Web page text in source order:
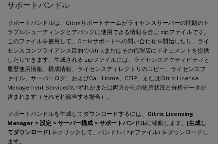
サポートバンドル
サポートバンドルは、Citrixサポートチームがライセンスサーバーの問題のト
ラブルシューティングとデバッグに使用できる情報を含む.zipファイルです。
このファイルを使用して、Citrixサポートへの問い合わせを開始したり、ライ
センスコンプライアンス目的でCitrixまたはその代理店にドキュメントを提供
したりできます。生成される.zipファイルには、ライセンスアクティビティと
履歴使用情報、構成情報、ライセンスディレクトリのコピー、ライセンスフ
ァイル、サーバーログ、およびCall Home、CEIP、またはCitrix License
Management Serviceのいずれかまたは両方からの使用状況と分析データが
含まれます（それぞれ該当する場合）。
サポートバンドルを生成してダウンロードするには、 Citrix Licensing
Manager > 設定 > サーバー構成 > サポートバンドルに移動します。[生成し
てダウンロード] をクリックして、バンドル (.zipファイル) をダウンロードし
ます。